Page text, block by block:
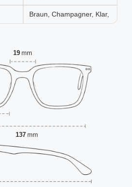
Braun, Champagner, Klar,
19 mm
137 mm